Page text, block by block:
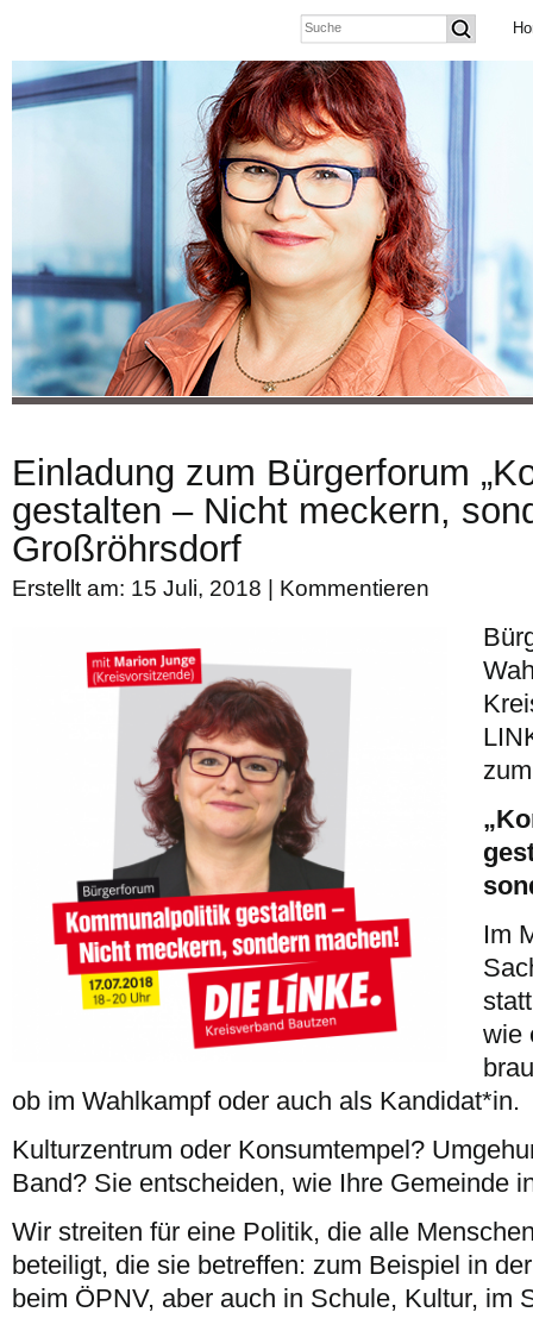
Einladung zum Bürgerforum
gestalten – Nicht meckern,
Großröhrsdorf
Erstellt am: 15 Juli, 2018 | Kommentieren
Im
wie
ob im Wahlkampf oder auch als Kandidat*in.
Kulturzentrum oder Konsumtempel?
Band? Sie entscheiden, wie Ihre Gemeinde
Wir streiten für eine Politik, die alle
beteiligt, die sie betreffen: zum Beispiel in
beim ÖPNV, aber auch in Schule, Kultur, im